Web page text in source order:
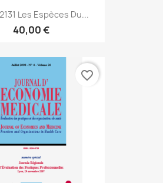
Les Espèces Du...
40,00 €
favorite_border